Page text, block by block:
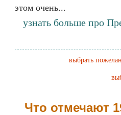
этом очень...
узнать больше про
выбрать
Что отмечают